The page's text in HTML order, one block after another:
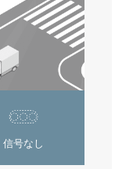
信号なし